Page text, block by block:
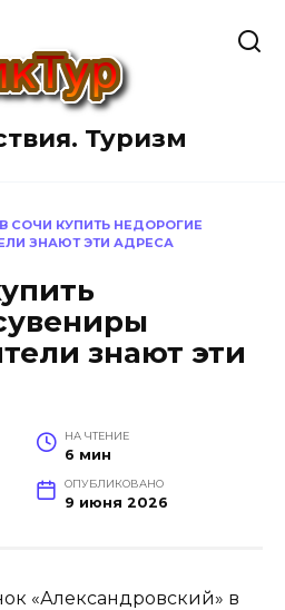
Туризм
СОЧИ КУПИТЬ НЕДОРОГИЕ
ЗНАЮТ ЭТИ АДРЕСА
знают эти
НА ЧТЕНИЕ
6 мин
ОПУБЛИКОВАНО
9 июня 2026
«Александровский» в